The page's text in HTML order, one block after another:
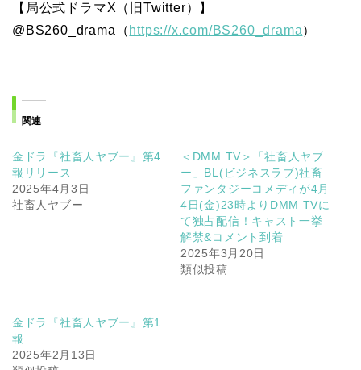
【局公式ドラマX（旧Twitter）】
@BS260_drama（ https://x.com/BS260_drama）
関連
金ドラ『社畜人ヤブー』第4
報リリース
2025年4月3日
社畜人ヤブー
＜DMM TV＞「社畜人ヤブ
ー」BL(ビジネスラブ)社畜
ファンタジーコメディが4月
4日(金)23時よりDMM TVに
て独占配信！キャスト一挙
解禁&コメント到着
2025年3月20日
類似投稿
金ドラ『社畜人ヤブー』第1
報
2025年2月13日